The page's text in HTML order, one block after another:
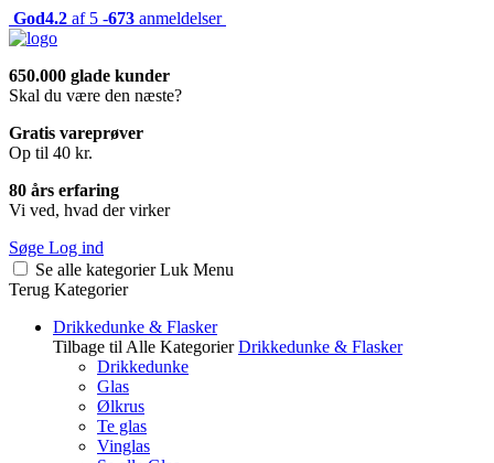
God4.2 af 5 -673 anmeldelser
650.000 glade kunder
Skal du være den næste?
Gratis vareprøver
Op til 40 kr.
80 års erfaring
Vi ved, hvad der virker
Søge Log ind
Se alle kategorier Luk Menu
Terug Kategorier
Drikkedunke & Flasker
Tilbage til Alle Kategorier Drikkedunke & Flasker
Drikkedunke
Glas
Ølkrus
Te glas
Vinglas